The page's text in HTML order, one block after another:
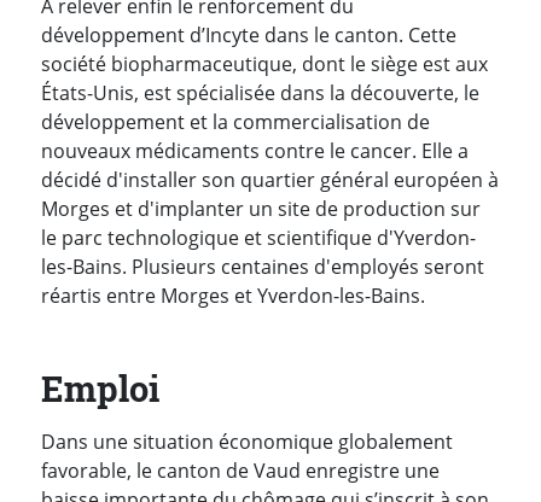
A relever enfin le renforcement du
développement d’Incyte dans le canton. Cette
société biopharmaceutique, dont le siège est aux
États-Unis, est spécialisée dans la découverte, le
développement et la commercialisation de
nouveaux médicaments contre le cancer. Elle a
décidé d'installer son quartier général européen à
Morges et d'implanter un site de production sur
le parc technologique et scientifique d'Yverdon-
les-Bains. Plusieurs centaines d'employés seront
réartis entre Morges et Yverdon-les-Bains.
Emploi
Dans une situation économique globalement
favorable, le canton de Vaud enregistre une